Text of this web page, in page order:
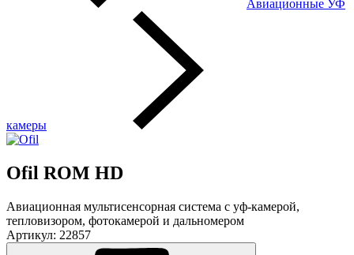
Авиационные УФ
камеры
Ofil ROM HD
Авиационная мультисенсорная система с уф-камерой,
тепловизором, фотокамерой и дальномером
Артикул: 22857